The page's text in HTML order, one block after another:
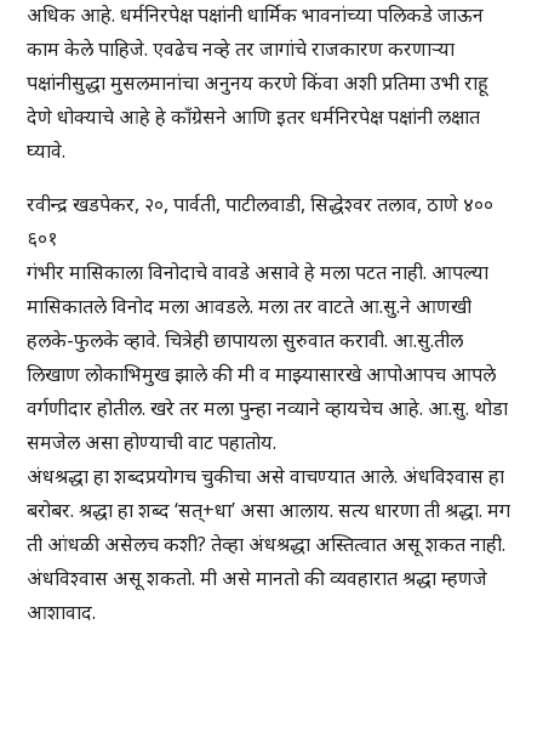
अधिक आहे. धर्मनिरपेक्ष पक्षांनी धार्मिक भावनांच्या पलिकडे जाऊन
काम केले पाहिजे. एवढेच नव्हे तर जागांचे राजकारण करणाऱ्या
पक्षांनीसुद्धा मुसलमानांचा अनुनय करणे किंवा अशी प्रतिमा उभी राहू
देणे धोक्याचे आहे हे काँग्रेसने आणि इतर धर्मनिरपेक्ष पक्षांनी लक्षात
घ्यावे.
रवीन्द्र खडपेकर, २०, पार्वती, पाटीलवाडी, सिद्धेश्वर तलाव, ठाणे ४००
६०१
गंभीर मासिकाला विनोदाचे वावडे असावे हे मला पटत नाही. आपल्या
मासिकातले विनोद मला आवडले. मला तर वाटते आ.सु.ने आणखी
हलके-फुलके व्हावे. चित्रेही छापायला सुरुवात करावी. आ.सु.तील
लिखाण लोकाभिमुख झाले की मी व माझ्यासारखे आपोआपच आपले
वर्गणीदार होतील. खरे तर मला पुन्हा नव्याने व्हायचेच आहे. आ.सु. थोडा
समजेल असा होण्याची वाट पहातोय.
अंधश्रद्धा हा शब्दप्रयोगच चुकीचा असे वाचण्यात आले. अंधविश्वास हा
बरोबर. श्रद्धा हा शब्द ‘सत्+धा’ असा आलाय. सत्य धारणा ती श्रद्धा. मग
ती आंधळी असेलच कशी? तेव्हा अंधश्रद्धा अस्तित्वात असू शकत नाही.
अंधविश्वास असू शकतो. मी असे मानतो की व्यवहारात श्रद्धा म्हणजे
आशावाद.